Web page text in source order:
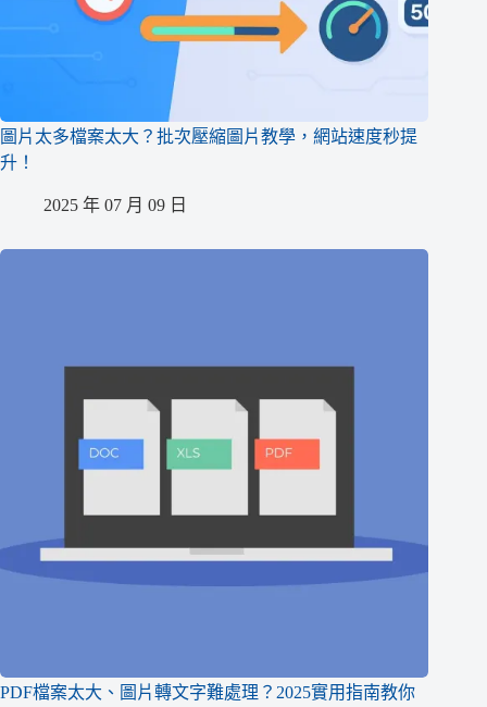
圖片太多檔案太大？批次壓縮圖片教學，網站速度秒提
升！
2025 年 07 月 09 日
PDF檔案太大、圖片轉文字難處理？2025實用指南教你